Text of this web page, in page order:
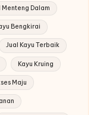
Dalam
Bengkirai
Jual Kayu Terbaik
Kayu Kruing
Maju